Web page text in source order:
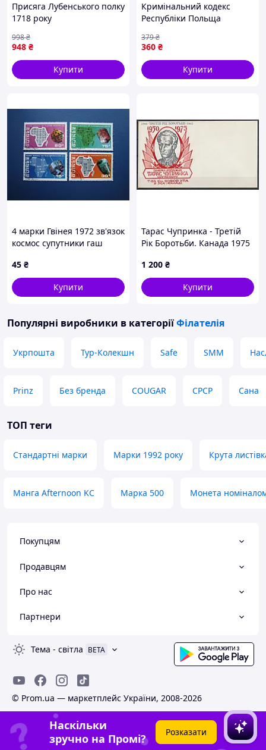
Присяга Лубенського полку
1718 року
948 ₴
998₴
Купити
Кримінальний кодекс
Республіки Польща
360 ₴
379₴
Купити
4 марки Гвінея 1972 зв'язок
космос супутники гаш
45 ₴
Купити
Тарас Чупринка - Третій
Рік Боротьби. Канада 1975
1 200 ₴
Купити
Популярні виробники в категоріїФілателія
Укрпошта Тур-Колекшн Safe SMM
Prinz Без бренда COUGAR СРСР Сана
ТОП теги
Стандартні марки Марки 1992 року Крута
Манга Afternoon KC Марка 500 Монета
Покупцям
Продавцям
Про нас
Партнери
Тема - світла BETA
© Prom.ua — маркетплейс України, 2008-2026
Наскільки
зручно на Промі?
Розказати